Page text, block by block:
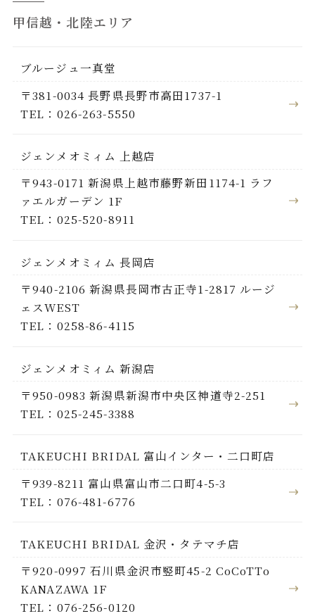
甲信越・北陸エリア
ブルージュ一真堂
〒381-0034 長野県長野市高田1737-1
TEL：026-263-5550
ジェンメオミィム 上越店
〒943-0171 新潟県上越市藤野新田1174-1 ラフ
ァエルガーデン 1F
TEL：025-520-8911
ジェンメオミィム 長岡店
〒940-2106 新潟県長岡市古正寺1-2817 ルージ
ェスWEST
TEL：0258-86-4115
ジェンメオミィム 新潟店
〒950-0983 新潟県新潟市中央区神道寺2-251
TEL：025-245-3388
TAKEUCHI BRIDAL 富山インター・二口町店
〒939-8211 富山県富山市二口町4-5-3
TEL：076-481-6776
TAKEUCHI BRIDAL 金沢・タテマチ店
〒920-0997 石川県金沢市竪町45-2 CoCoTTo
KANAZAWA 1F
TEL：076-256-0120